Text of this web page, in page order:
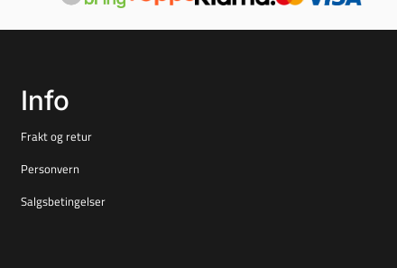
Info
Frakt og retur
Personvern
Salgsbetingelser